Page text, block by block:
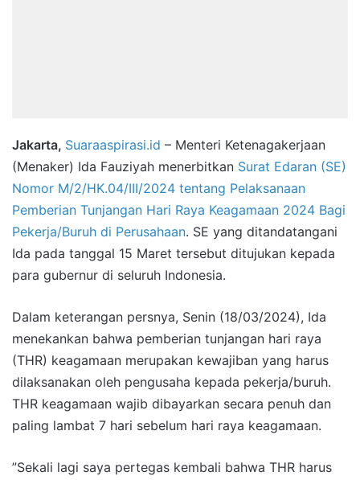
Jakarta, Suaraaspirasi.id – Menteri Ketenagakerjaan
(Menaker) Ida Fauziyah menerbitkan Surat Edaran (SE)
Nomor M/2/HK.04/III/2024 tentang Pelaksanaan
Pemberian Tunjangan Hari Raya Keagamaan 2024 Bagi
Pekerja/Buruh di Perusahaan. SE yang ditandatangani
Ida pada tanggal 15 Maret tersebut ditujukan kepada
para gubernur di seluruh Indonesia.
Dalam keterangan persnya, Senin (18/03/2024), Ida
menekankan bahwa pemberian tunjangan hari raya
(THR) keagamaan merupakan kewajiban yang harus
dilaksanakan oleh pengusaha kepada pekerja/buruh.
THR keagamaan wajib dibayarkan secara penuh dan
paling lambat 7 hari sebelum hari raya keagamaan.
”Sekali lagi saya pertegas kembali bahwa THR harus